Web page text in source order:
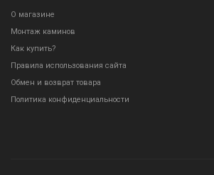
О магазине
Монтаж каминов
Как купить?
Правила использования сайта
Обмен и возврат товара
Политика конфиденциальности